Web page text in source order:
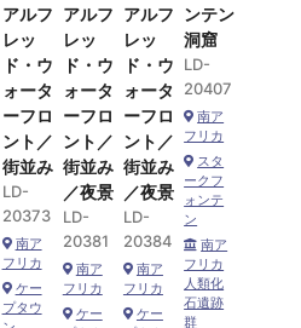
アルフ
レッ
ド・ウ
ォータ
ーフロ
ント／
街並み
LD-
20373
南ア
フリカ
ケー
プタウ
アルフ
レッ
ド・ウ
ォータ
ーフロ
ント／
街並み
／夜景
LD-
20381
南ア
フリカ
ケー
アルフ
レッ
ド・ウ
ォータ
ーフロ
ント／
街並み
／夜景
LD-
20384
南ア
フリカ
ケー
ンテン
洞窟
LD-
20407
南ア
フリカ
スタ
ークフ
ォンテ
ン
南ア
フリカ
人類化
石遺跡
群